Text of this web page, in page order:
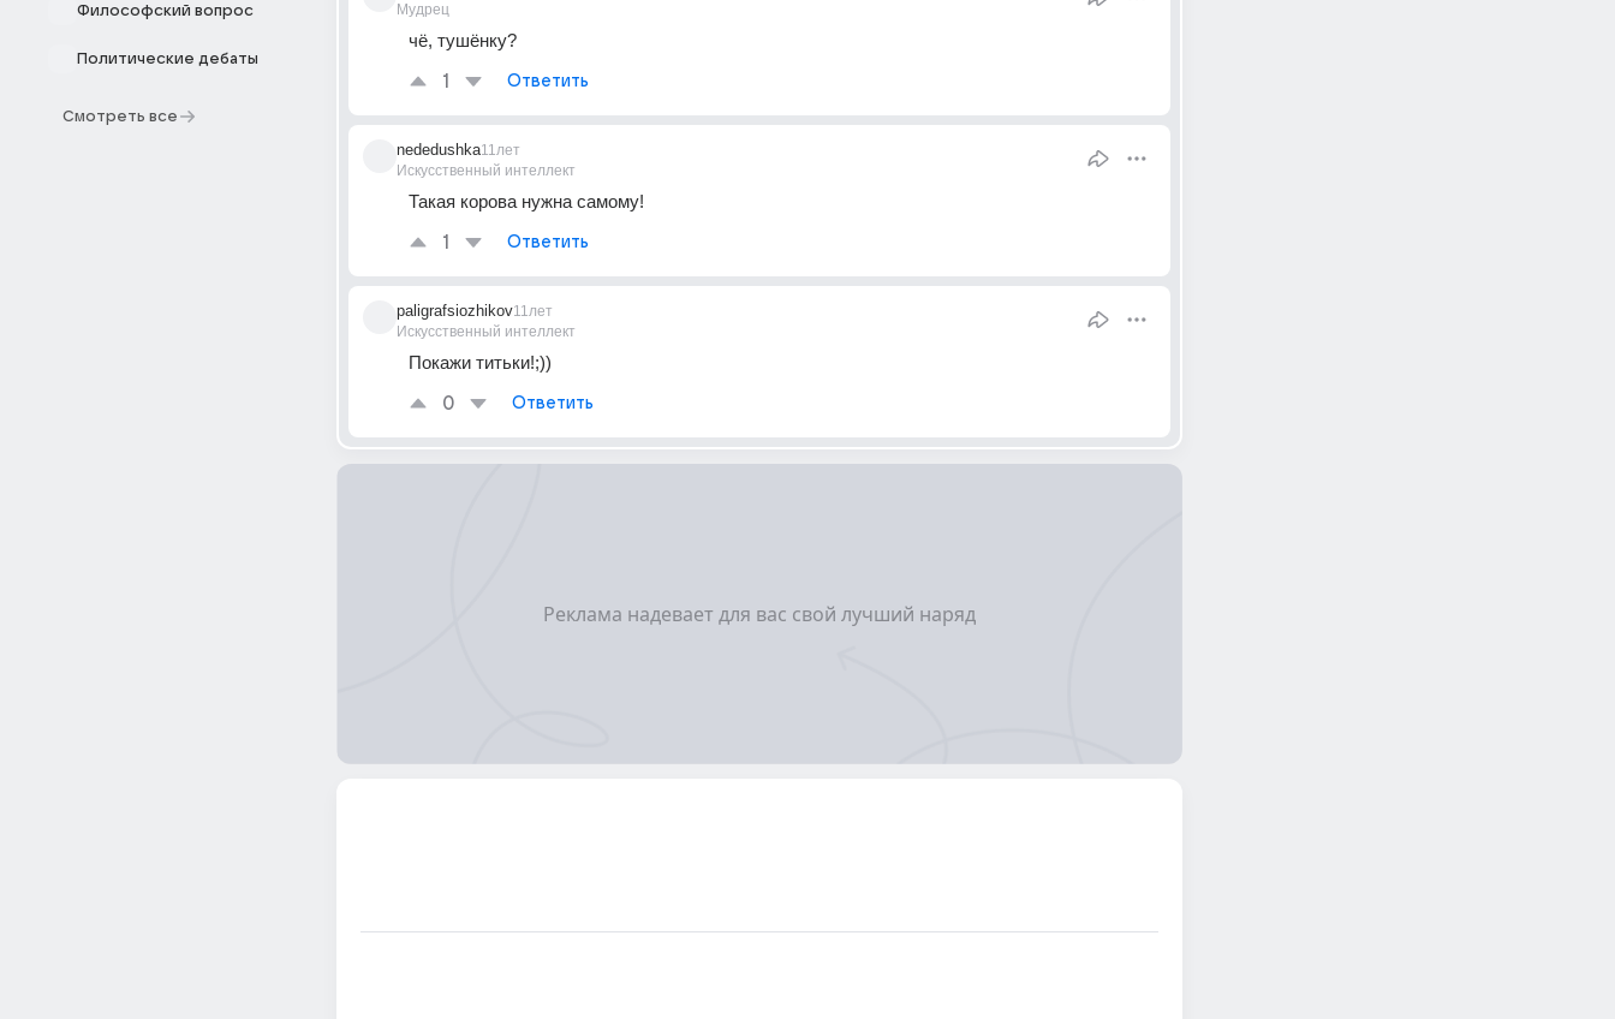
Философский вопрос
Политические дебаты
Смотреть все
Мудрец
чё, тушёнку?
1 Ответить
nededushka
Искусственный интеллект
11лет
Такая корова нужна самому!
1 Ответить
paligrafsiozhikov
Искусственный интеллект
11лет
Покажи титьки!;))
0 Ответить